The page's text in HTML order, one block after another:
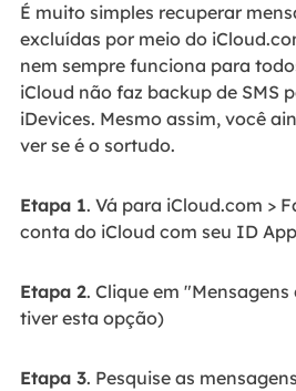
É muito simples recuperar
excluídas por meio do
nem sempre funciona para
iCloud não faz backup de SMS
iDevices. Mesmo assim, você
ver se é o sortudo.
Etapa 1. Vá para iCloud.com >
conta do iCloud com seu ID
Etapa 2. Clique em
tiver esta opção)
Etapa 3. Pesquise as